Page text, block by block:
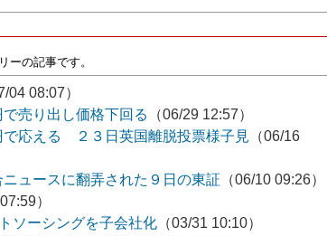
ーの記事です。
04 08:07）
売り出し価格下回る
（06/29 12:57）
で応える ２３日英国離脱投票様子見 （06/16
ュースに翻弄された９日の東証 （06/10 09:26）
）
ソーシングを子会社化 （03/31 10:10）